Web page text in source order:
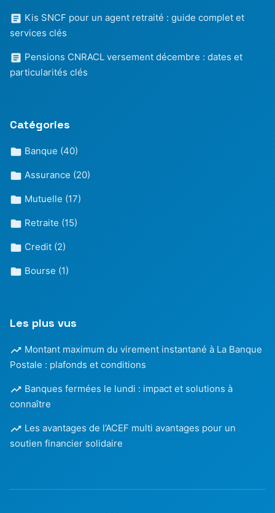
Kis SNCF pour un agent retraité : guide complet et
services clés
Pensions CNRACL versement décembre : dates et
particularités clés
Catégories
Banque (40)
Assurance (20)
Mutuelle (17)
Retraite (15)
Credit (2)
Bourse (1)
Les plus vus
Montant maximum du virement instantané à La Banque
Postale : plafonds et conditions
Banques fermées le lundi : impact et solutions à
connaître
Les avantages de l’ACEF multi avantages pour un
soutien financier solidaire